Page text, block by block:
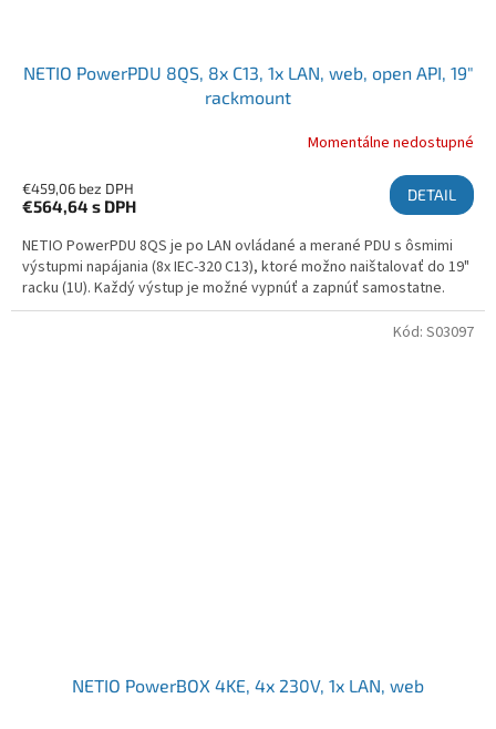
NETIO PowerPDU 8QS, 8x C13, 1x LAN, web, open API, 19"
rackmount
Momentálne nedostupné
€459,06 bez DPH
€564,64 s DPH
DETAIL
NETIO PowerPDU 8QS je po LAN ovládané a merané PDU s ôsmimi
výstupmi napájania (8x IEC-320 C13), ktoré možno naištalovať do 19"
racku (1U). Každý výstup je možné vypnúť a zapnúť samostatne.
NETIO PowerBOX 4KE, 4x 230V, 1x LAN, web
Kód: S03097